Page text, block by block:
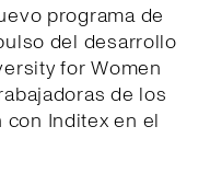
programa de
del desarrollo
for Women
de los
Inditex en el